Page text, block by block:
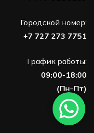
Городской номер:
+7 727 273 7751
График работы:
09:00-18:00
(Пн-Пт)